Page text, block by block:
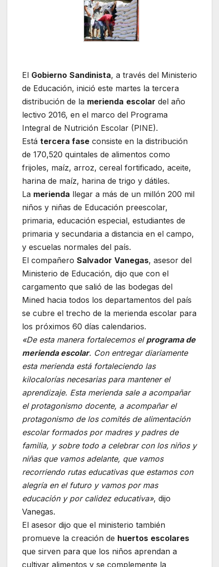
El Gobierno Sandinista, a través del Ministerio
de Educación, inició este martes la tercera
distribución de la merienda escolar del año
lectivo 2016, en el marco del Programa
Integral de Nutrición Escolar (PINE).
Está tercera fase consiste en la distribución
de 170,520 quintales de alimentos como
frijoles, maíz, arroz, cereal fortificado, aceite,
harina de maíz, harina de trigo y dátiles.
La merienda llegar a más de un millón 200 mil
niños y niñas de Educación preescolar,
primaria, educación especial, estudiantes de
primaria y secundaria a distancia en el campo,
y escuelas normales del país.
El compañero Salvador Vanegas, asesor del
Ministerio de Educación, dijo que con el
cargamento que salió de las bodegas del
Mined hacia todos los departamentos del país
se cubre el trecho de la merienda escolar para
los próximos 60 días calendarios.
«De esta manera fortalecemos el programa de
merienda escolar. Con entregar diariamente
esta merienda está fortaleciendo las
kilocalorías necesarias para mantener el
aprendizaje. Esta merienda sale a acompañar
el protagonismo docente, a acompañar el
protagonismo de los comités de alimentación
escolar formados por madres y padres de
familia, y sobre todo a celebrar con los niños y
niñas que vamos adelante, que vamos
recorriendo rutas educativas que estamos con
alegría en el futuro y vamos por mas
educación y por calidez educativa», dijo
Vanegas.
El asesor dijo que el ministerio también
promueve la creación de huertos escolares
que sirven para que los niños aprendan a
cultivar alimentos y se complemente la